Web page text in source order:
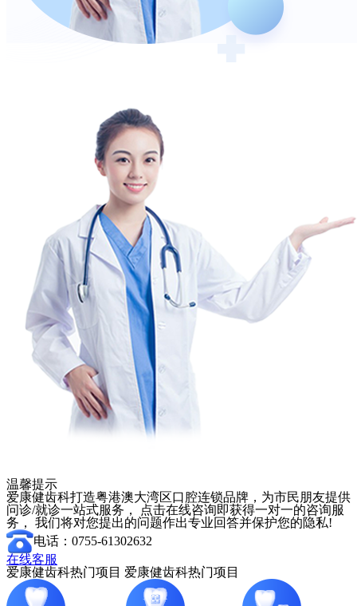
温馨提示
爱康健齿科打造粤港澳大湾区口腔连锁品牌，为市民朋友提供
问诊/就诊一站式服务， 点击在线咨询即获得一对一的咨询服
务， 我们将对您提出的问题作出专业回答并保护您的隐私!
电话：0755-61302632
在线客服
爱康健齿科热门项目 爱康健齿科热门项目